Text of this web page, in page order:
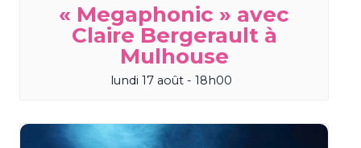
« Megaphonic » avec
Claire Bergerault à
Mulhouse
lundi 17 août - 18h00